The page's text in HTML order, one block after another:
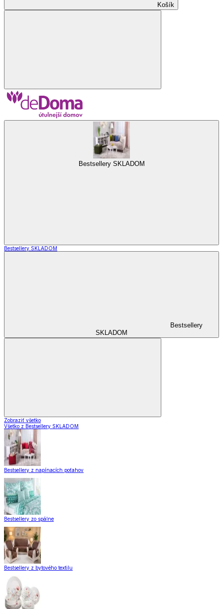
Košík
Bestsellery SKLADOM
Bestsellery SKLADOM
Bestsellery
SKLADOM
Zobraziť všetko
Všetko z Bestsellery SKLADOM
Bestsellery z napínacích poťahov
Bestsellery zo spálne
Bestsellery z bytového textilu